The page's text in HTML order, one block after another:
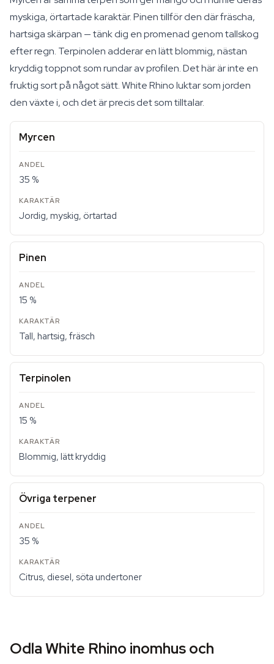
myskiga, örtartade karaktär. Pinen tillför den där fräscha,
hartsiga skärpan — tänk dig en promenad genom tallskog
efter regn. Terpinolen adderar en lätt blommig, nästan
kryddig toppnot som rundar av profilen. Det här är inte en
fruktig sort på något sätt. White Rhino luktar som jorden
den växte i, och det är precis det som tilltalar.
Myrcen
35 %
Jordig, myskig, örtartad
Pinen
15 %
Tall, hartsig, fräsch
Terpinolen
15 %
Blommig, lätt kryddig
Övriga terpener
35 %
Citrus, diesel, söta undertoner
Odla White Rhino inomhus och